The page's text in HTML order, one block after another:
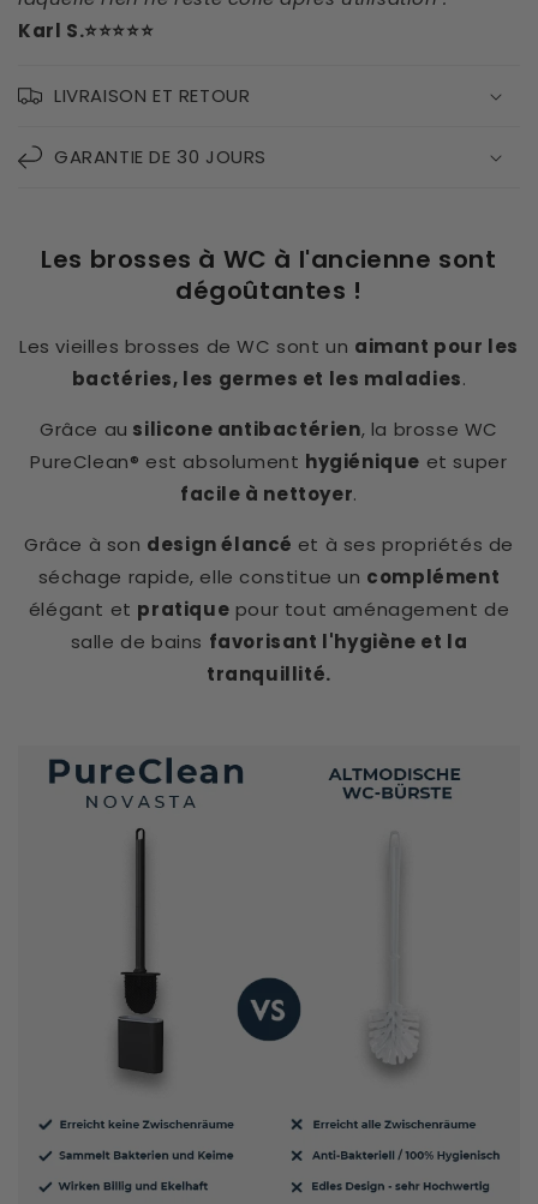
Karl S.⭐⭐⭐⭐⭐
LIVRAISON ET RETOUR
GARANTIE DE 30 JOURS
Les brosses à WC à l'ancienne sont
dégoûtantes !
Les vieilles brosses de WC sont un aimant pour les
bactéries, les germes et les maladies.
Grâce au silicone antibactérien, la brosse WC
PureClean® est absolument hygiénique et super
facile à nettoyer.
Grâce à son design élancé et à ses propriétés de
séchage rapide, elle constitue un complément
élégant et pratique pour tout aménagement de
salle de bains favorisant l'hygiène et la
tranquillité.